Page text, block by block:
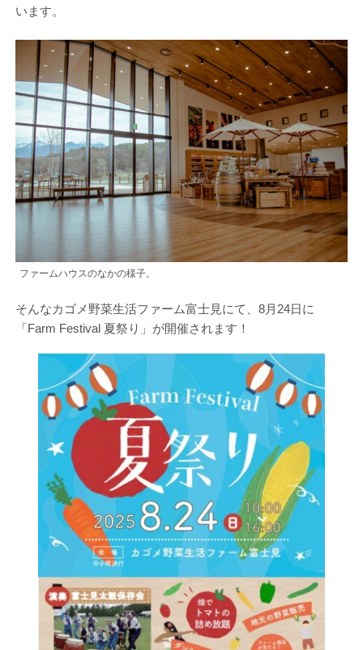
います。
ファームハウスのなかの様子。
そんなカゴメ野菜生活ファーム富士見にて、8月24日に
「Farm Festival 夏祭り」が開催されます！